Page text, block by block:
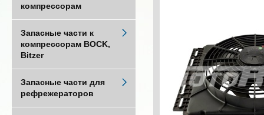
компрессорам
Запасные части к
компрессорам BOCK,
Bitzer
Запасные части для
рефрежераторов